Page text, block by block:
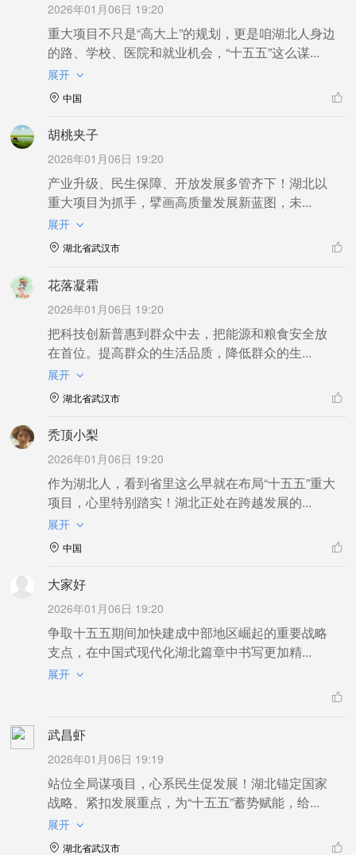
2026年01月06日 19:20
重大项目不只是“高大上”的规划，更是咱湖北人身边
的路、学校、医院和就业机会，“十五五”这么谋...
展开
中国
胡桃夹子
2026年01月06日 19:20
产业升级、民生保障、开放发展多管齐下！湖北以
重大项目为抓手，擘画高质量发展新蓝图，未...
展开
湖北省武汉市
花落凝霜
2026年01月06日 19:20
把科技创新普惠到群众中去，把能源和粮食安全放
在首位。提高群众的生活品质，降低群众的生...
展开
湖北省武汉市
秃顶小梨
2026年01月06日 19:20
作为湖北人，看到省里这么早就在布局“十五五”重大
项目，心里特别踏实！湖北正处在跨越发展的...
展开
中国
大家好
2026年01月06日 19:20
争取十五五期间加快建成中部地区崛起的重要战略
支点，在中国式现代化湖北篇章中书写更加精...
展开
武昌虾
2026年01月06日 19:19
站位全局谋项目，心系民生促发展！湖北锚定国家
战略、紧扣发展重点，为“十五五”蓄势赋能，给...
展开
湖北省武汉市